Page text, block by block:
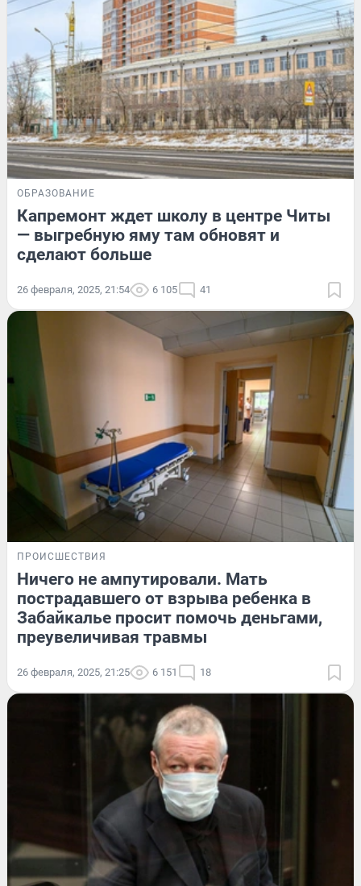
ОБРАЗОВАНИЕ
Капремонт ждет школу в центре Читы
— выгребную яму там обновят и
сделают больше
26 февраля, 2025, 21:54 6 105 41
ПРОИСШЕСТВИЯ
Ничего не ампутировали. Мать
пострадавшего от взрыва ребенка в
Забайкалье просит помочь деньгами,
преувеличивая травмы
26 февраля, 2025, 21:25 6 151 18